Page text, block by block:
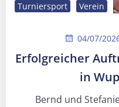
Turniersport Verein
04/07/
Erfolgreicher
in
Bernd und